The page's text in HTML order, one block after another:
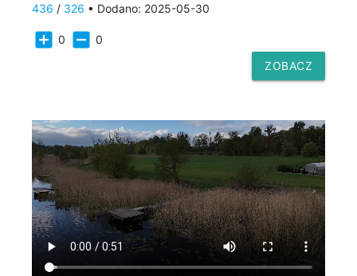
436 / 326 • Dodano: 2025-05-30
add_box 0 indeterminate_check_box 0
ZOBACZ